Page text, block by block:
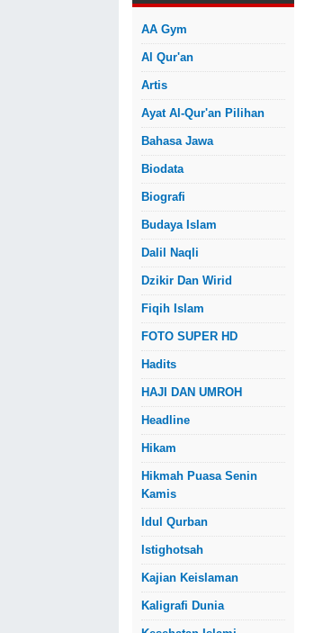
AA Gym
Al Qur'an
Artis
Ayat Al-Qur'an Pilihan
Bahasa Jawa
Biodata
Biografi
Budaya Islam
Dalil Naqli
Dzikir Dan Wirid
Fiqih Islam
FOTO SUPER HD
Hadits
HAJI DAN UMROH
Headline
Hikam
Hikmah Puasa Senin
Kamis
Idul Qurban
Istighotsah
Kajian Keislaman
Kaligrafi Dunia